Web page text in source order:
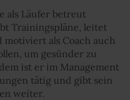
als Läufer betreut
Trainingspläne, leitet
motiviert als Coach auch
um gesünder zu
ist er im Management
tätig und gibt sein
weiter.